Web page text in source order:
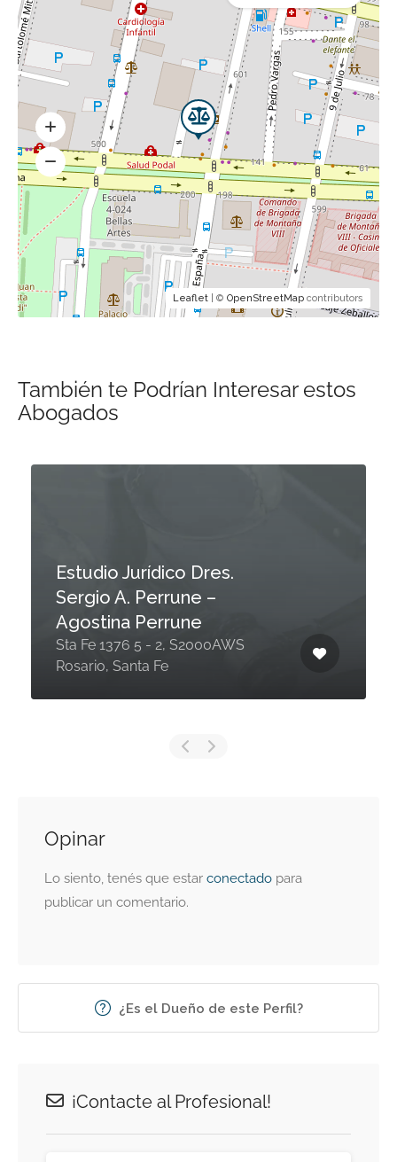
Leaflet | © OpenStreetMap contributors
También te Podrían Interesar estos
Abogados
Estudio Jurídico Dres.
Sergio A. Perrune –
Agostina Perrune
Sta Fe 1376 5 - 2, S2000AWS
Rosario, Santa Fe
Opinar
Lo siento, tenés que estar conectado para
publicar un comentario.
¿Es el Dueño de este Perfil?
¡Contacte al Profesional!